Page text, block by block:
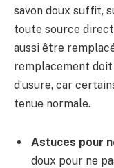
savon doux suffit,
toute source
aussi être
remplacement
d’usure, car
tenue normale.
Astuces pour
doux pour ne